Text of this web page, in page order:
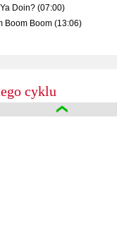
Doin? (07:00)
Boom Boom (13:06)
cyklu